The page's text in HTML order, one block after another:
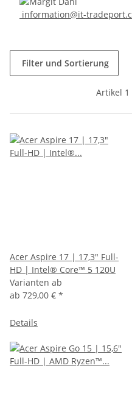
information@it-
Filter und Sortierung
Artikel 1
Acer Aspire 17 | 17,3" Full-
HD | Intel® Core™ 5 120U
Varianten ab
ab 729,00 € *
Details